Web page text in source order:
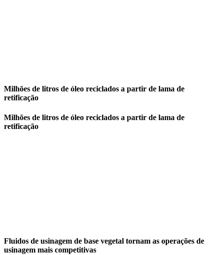
Milhões de litros de óleo reciclados a partir de lama de
retificação
Milhões de litros de óleo reciclados a partir de lama de
retificação
Fluidos de usinagem de base vegetal tornam as operações de
usinagem mais competitivas